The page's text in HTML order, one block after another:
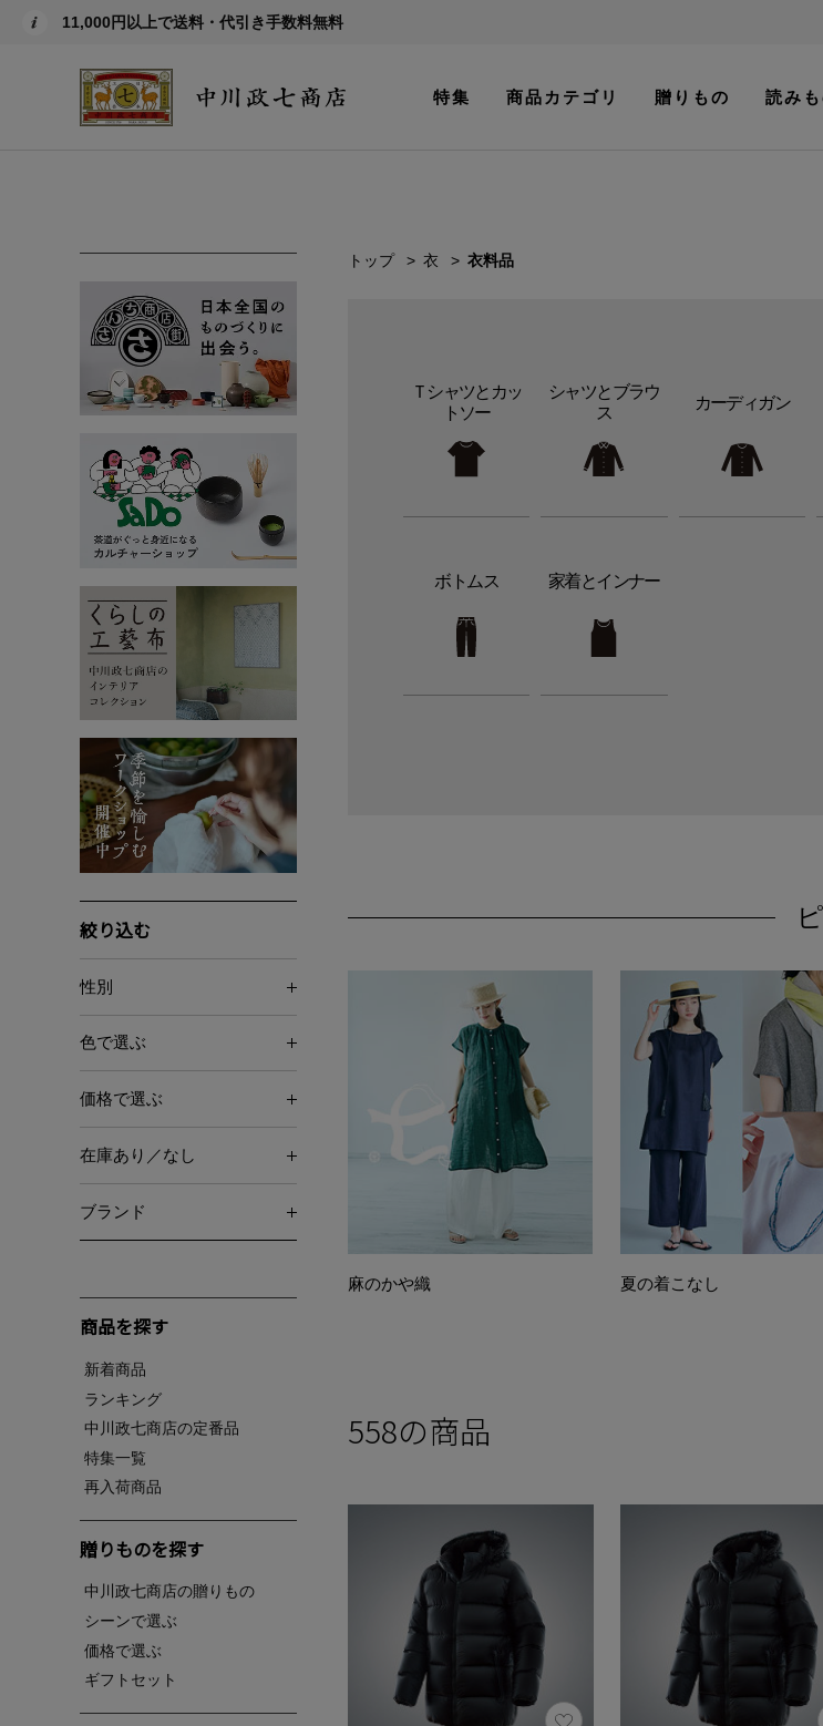
11,000円以上で送料・代引き手数料無料
特集 商品カテゴリ 贈りもの 読み
絞り込む
性別
色で選ぶ
価格で選ぶ
在庫あり／なし
ブランド
商品を探す
新着商品
ランキング
中川政七商店の定番品
特集一覧
再入荷商品
贈りものを探す
中川政七商店の贈りもの
シーンで選ぶ
価格で選ぶ
ギフトセット
トップ 衣 衣料品
Ｔシャツとカッ
トソー
シャツとブラウ
ス
カーディガン
ボトムス 家着とインナー
麻のかや織 夏の着こなし
558の商品